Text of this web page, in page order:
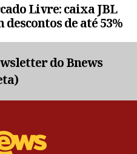
Livre: caixa JBL
de até 53%
do Bnews